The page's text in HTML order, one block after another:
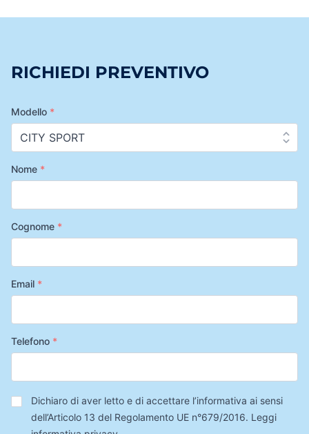
RICHIEDI PREVENTIVO
Modello *
Nome *
Cognome *
Email *
Telefono *
Privacy*
Dichiaro di aver letto e di accettare l’informativa ai sensi
dell’Articolo 13 del Regolamento UE n°679/2016. Leggi